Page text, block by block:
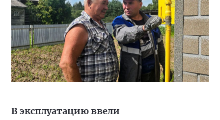
В эксплуатацию ввели